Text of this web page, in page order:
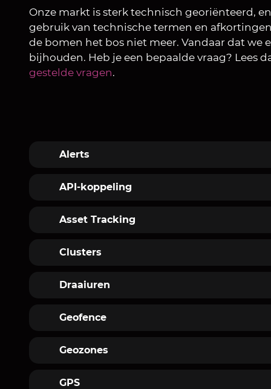
Onze markt is sterk technisch georiënteerd,
gebruik van technische termen en
de bomen het bos niet meer. Vandaar dat we
bijhouden. Heb je een bepaalde vraag? Lees
gestelde vragen.
Alerts
Waarschuwingen over een object.
API-koppeling
De letterlijke betekenis van API is
Asset Tracking
Het volgen van een Object. Asset is een
Clusters
Groepen. Samengevoegde objecten
Draaiuren
Het aantal uren dat een machine een
Geofence
Een virtuele afbakening van een echt
Geozones
Zones op basis van coördinaten
GPS